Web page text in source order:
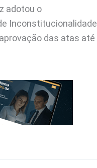
adotou o
Inconstitucionalidade
das atas até